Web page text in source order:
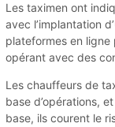
Les taximen ont
avec l’implantation
plateformes en
opérant avec des
Les chauffeurs de
base d’opérations,
base, ils courent le